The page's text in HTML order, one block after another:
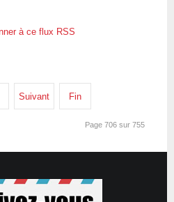
à ce flux RSS
Suivant Fin
Page 706 sur 755